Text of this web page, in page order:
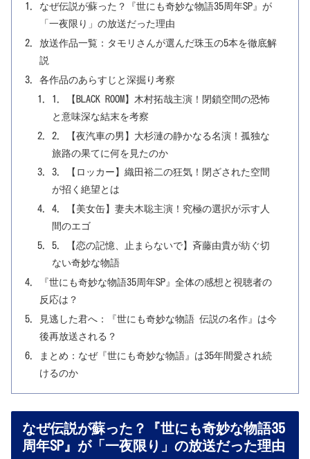
なぜ伝説が蘇った？『世にも奇妙な物語35周年SP』が
「一夜限り」の放送だった理由
放送作品一覧：タモリさんが選んだ珠玉の5本を徹底解
説
各作品のあらすじと深掘り考察
1. 【BLACK ROOM】木村拓哉主演！閉鎖空間の恐怖
と意味深な結末を考察
2. 【夜汽車の男】大杉漣の静かなる名演！孤独な
旅路の果てに何を見たのか
3. 【ロッカー】織田裕二の狂気！閉ざされた空間
が招く絶望とは
4. 【美女缶】妻夫木聡主演！究極の選択が示す人
間のエゴ
5. 【恋の記憶、止まらないで】斉藤由貴が紡ぐ切
ない奇妙な物語
『世にも奇妙な物語35周年SP』全体の感想と視聴者の
反応は？
見逃した君へ：『世にも奇妙な物語 伝説の名作』は今
後再放送される？
まとめ：なぜ『世にも奇妙な物語』は35年間愛され続
けるのか
なぜ伝説が蘇った？『世にも奇妙な物語35
周年SP』が「一夜限り」の放送だった理由